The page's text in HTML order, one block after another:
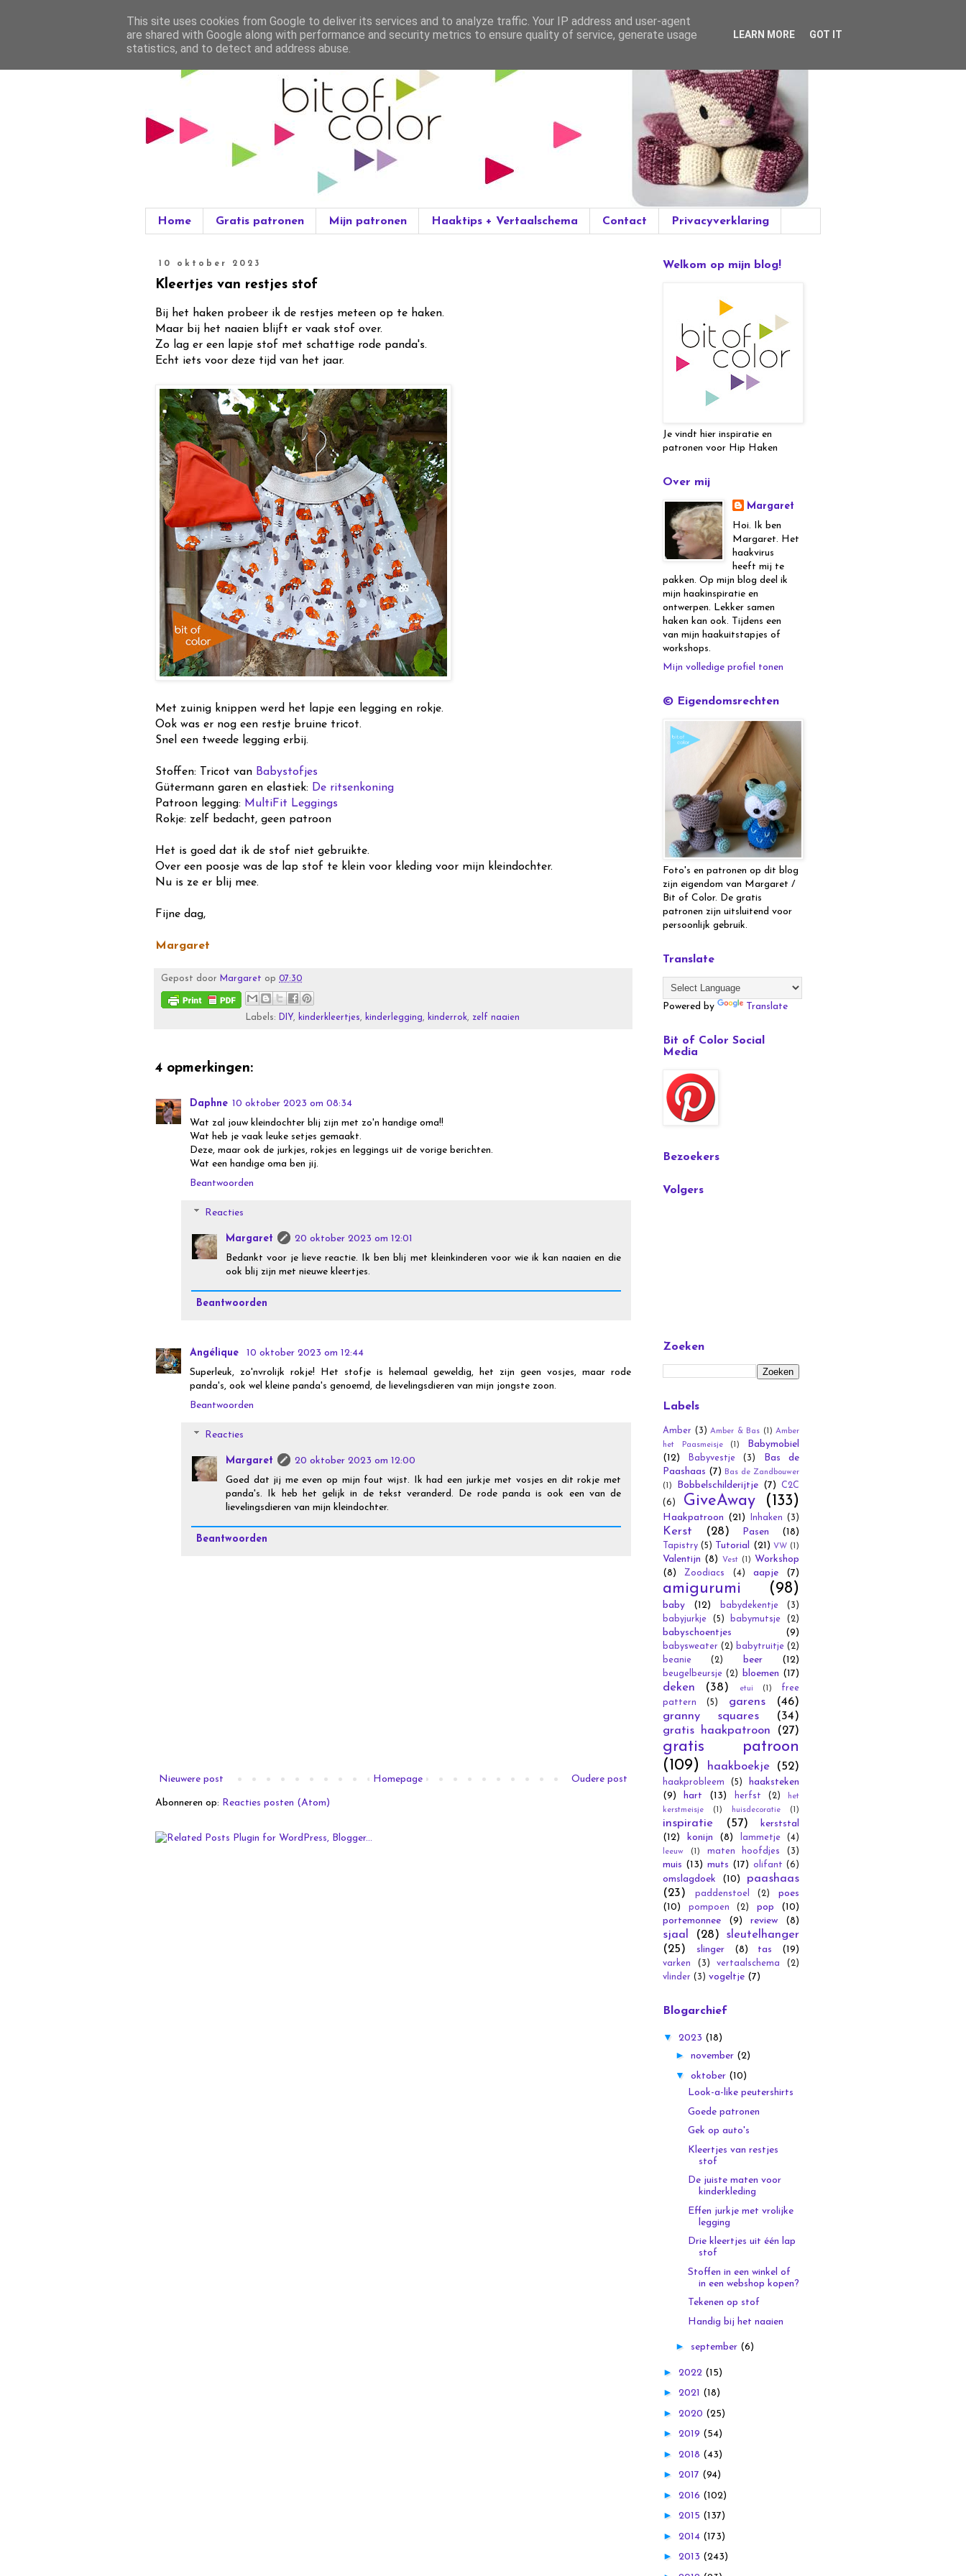
Home Gratis patronen Mijn patronen Haaktips + Vertaalschema Contact Privacyverklaring
10 oktober 2023
Kleertjes van restjes stof
Bij het haken probeer ik de restjes meteen op te haken.
Maar bij het naaien blijft er vaak stof over.
Zo lag er een lapje stof met schattige rode panda's.
Echt iets voor deze tijd van het jaar.
Met zuinig knippen werd het lapje een legging en rokje.
Ook was er nog een restje bruine tricot.
Snel een tweede legging erbij.
Stoffen: Tricot van Babystofjes
Gütermann garen en elastiek: De ritsenkoning
Patroon legging: MultiFit Leggings
Rokje: zelf bedacht, geen patroon
Het is goed dat ik de stof niet gebruikte.
Over een poosje was de lap stof te klein voor kleding voor mijn kleindochter.
Nu is ze er blij mee.
Fijne dag,
Margaret
Gepost door Margaret op 07:30
Labels: DIY, kinderkleertjes, kinderlegging, kinderrok, zelf naaien
4 opmerkingen:
Daphne 10 oktober 2023 om 08:34
Wat zal jouw kleindochter blij zijn met zo'n handige oma!!
Wat heb je vaak leuke setjes gemaakt.
Deze, maar ook de jurkjes, rokjes en leggings uit de vorige berichten.
Wat een handige oma ben jij.
Beantwoorden
Reacties
Margaret
20 oktober 2023 om 12:01
Bedankt voor je lieve reactie. Ik ben blij met kleinkinderen voor wie ik kan naaien en die
ook blij zijn met nieuwe kleertjes.
Beantwoorden
Angélique
10 oktober 2023 om 12:44
Superleuk, zo'nvrolijk rokje! Het stofje is helemaal geweldig, het zijn geen vosjes, maar rode
panda's, ook wel kleine panda's genoemd, de lievelingsdieren van mijn jongste zoon.
Beantwoorden
Reacties
Margaret
20 oktober 2023 om 12:00
Goed dat jij me even op mijn fout wijst. Ik had een jurkje met vosjes en dit rokje met
panda's. Ik heb het gelijk in de tekst veranderd. De rode panda is ook een van de
lievelingsdieren van mijn kleindochter.
Beantwoorden
Nieuwere post Oudere post
Homepage
Abonneren op: Reacties posten (Atom)
Welkom op mijn blog!
Je vindt hier inspiratie en
patronen voor Hip Haken
Over mij
Margaret
Hoi. Ik ben
Margaret. Het
haakvirus
heeft mij te
pakken. Op mijn blog deel ik
mijn haakinspiratie en
ontwerpen. Lekker samen
haken kan ook. Tijdens een
van mijn haakuitstapjes of
workshops.
Mijn volledige profiel tonen
© Eigendomsrechten
Foto's en patronen op dit blog
zijn eigendom van Margaret /
Bit of Color. De gratis
patronen zijn uitsluitend voor
persoonlijk gebruik.
Translate
Powered by Translate
Bit of Color Social
Media
Bezoekers
Volgers
Zoeken
Labels
Amber (3) Amber & Bas (1) Amber
het Paasmeisje
(1)
Babymobiel
(12)
Babyvestje (3)
Bas de
Paashaas (7)
Bas de Zandbouwer
(1)
Bobbelschilderijtje (7)
C2C
(6)
GiveAway (133)
Haakpatroon (21) Inhaken (3)
Kerst (28) Pasen (18)
Tapistry (5) Tutorial (21) VW (1)
Valentijn (8) Vest (1)
Workshop
(8)
Zoodiacs (4) aapje (7)
amigurumi (98)
baby (12) babydekentje
(3)
babyjurkje
(5) babymutsje (2)
babyschoentjes (9)
babysweater (2) babytruitje (2)
beanie
(2) beer (12)
beugelbeursje (2) bloemen (17)
deken (38) etui (1)
free
pattern
(5) garens
(46)
granny squares
(34)
gratis haakpatroon
(27)
gratis patroon
(109)
haakboekje (52)
haakprobleem (5)
haaksteken
(9)
hart (13) herfst (2)
het
kerstmeisje
(1) huisdecoratie (1)
inspiratie (57)
kerststal
(12)
konijn (8) lammetje (4)
leeuw (1) maten hoofdjes (3)
muis (13) muts (17) olifant (6)
omslagdoek (10)
paashaas
(23)
paddenstoel (2)
poes
(10)
pompoen (2) pop
(10)
portemonnee
(9) review (8)
sjaal (28)
sleutelhanger
(25)
slinger (8) tas (19)
varken (3) vertaalschema
(2)
vlinder (3) vogeltje (7)
Blogarchief
▼ 2023 (18)
► november (2)
▼ oktober (10)
Look-a-like peutershirts
Goede patronen
Gek op auto's
Kleertjes van restjes
stof
De juiste maten voor
kinderkleding
Effen jurkje met vrolijke
legging
Drie kleertjes uit één lap
stof
Stoffen in een winkel of
in een webshop kopen?
Tekenen op stof
Handig bij het naaien
► september (6)
► 2022 (15)
► 2021 (18)
► 2020 (25)
► 2019 (54)
► 2018 (43)
► 2017 (94)
► 2016 (102)
► 2015 (137)
► 2014 (173)
► 2013 (243)
This site uses cookies from Google to deliver its services and to analyze traffic. Your IP address and user-agent
are shared with Google along with performance and security metrics to ensure quality of service, generate usage
statistics, and to detect and address abuse.
LEARN MORE GOT IT